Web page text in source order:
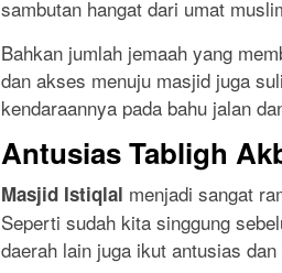
sambutan hangat dari umat
Bahkan jumlah jemaah yang
dan akses menuju masjid juga
kendaraannya pada bahu jalan
Antusias Tabligh
Masjid Istiqlal menjadi sangat
Seperti sudah kita singgung
daerah lain juga ikut antusias